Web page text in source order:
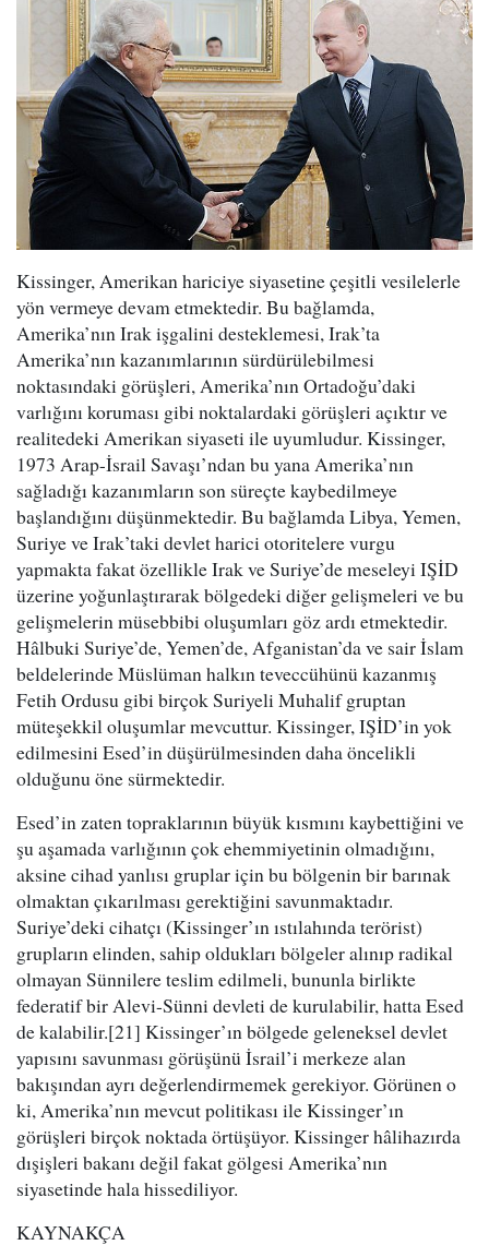
Kissinger, Amerikan hariciye siyasetine çeşitli vesilelerle
yön vermeye devam etmektedir. Bu bağlamda,
Amerika’nın Irak işgalini desteklemesi, Irak’ta
Amerika’nın kazanımlarının sürdürülebilmesi
noktasındaki görüşleri, Amerika’nın Ortadoğu’daki
varlığını koruması gibi noktalardaki görüşleri açıktır ve
realitedeki Amerikan siyaseti ile uyumludur. Kissinger,
1973 Arap-İsrail Savaşı’ndan bu yana Amerika’nın
sağladığı kazanımların son süreçte kaybedilmeye
başlandığını düşünmektedir. Bu bağlamda Libya, Yemen,
Suriye ve Irak’taki devlet harici otoritelere vurgu
yapmakta fakat özellikle Irak ve Suriye’de meseleyi IŞİD
üzerine yoğunlaştırarak bölgedeki diğer gelişmeleri ve bu
gelişmelerin müsebbibi oluşumları göz ardı etmektedir.
Hâlbuki Suriye’de, Yemen’de, Afganistan’da ve sair İslam
beldelerinde Müslüman halkın teveccühünü kazanmış
Fetih Ordusu gibi birçok Suriyeli Muhalif gruptan
müteşekkil oluşumlar mevcuttur. Kissinger, IŞİD’in yok
edilmesini Esed’in düşürülmesinden daha öncelikli
olduğunu öne sürmektedir.
Esed’in zaten topraklarının büyük kısmını kaybettiğini ve
şu aşamada varlığının çok ehemmiyetinin olmadığını,
aksine cihad yanlısı gruplar için bu bölgenin bir barınak
olmaktan çıkarılması gerektiğini savunmaktadır.
Suriye’deki cihatçı (Kissinger’ın ıstılahında terörist)
grupların elinden, sahip oldukları bölgeler alınıp radikal
olmayan Sünnilere teslim edilmeli, bununla birlikte
federatif bir Alevi-Sünni devleti de kurulabilir, hatta Esed
de kalabilir.[21] Kissinger’ın bölgede geleneksel devlet
yapısını savunması görüşünü İsrail’i merkeze alan
bakışından ayrı değerlendirmemek gerekiyor. Görünen o
ki, Amerika’nın mevcut politikası ile Kissinger’ın
görüşleri birçok noktada örtüşüyor. Kissinger hâlihazırda
dışişleri bakanı değil fakat gölgesi Amerika’nın
siyasetinde hala hissediliyor.
KAYNAKÇA